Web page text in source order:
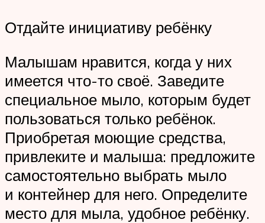
Отдайте инициативу ребёнку
Малышам нравится, когда у них
имеется что-то своё. Заведите
специальное мыло, которым будет
пользоваться только ребёнок.
Приобретая моющие средства,
привлеките и малыша: предложите
самостоятельно выбрать мыло
и контейнер для него. Определите
место для мыла, удобное ребёнку.